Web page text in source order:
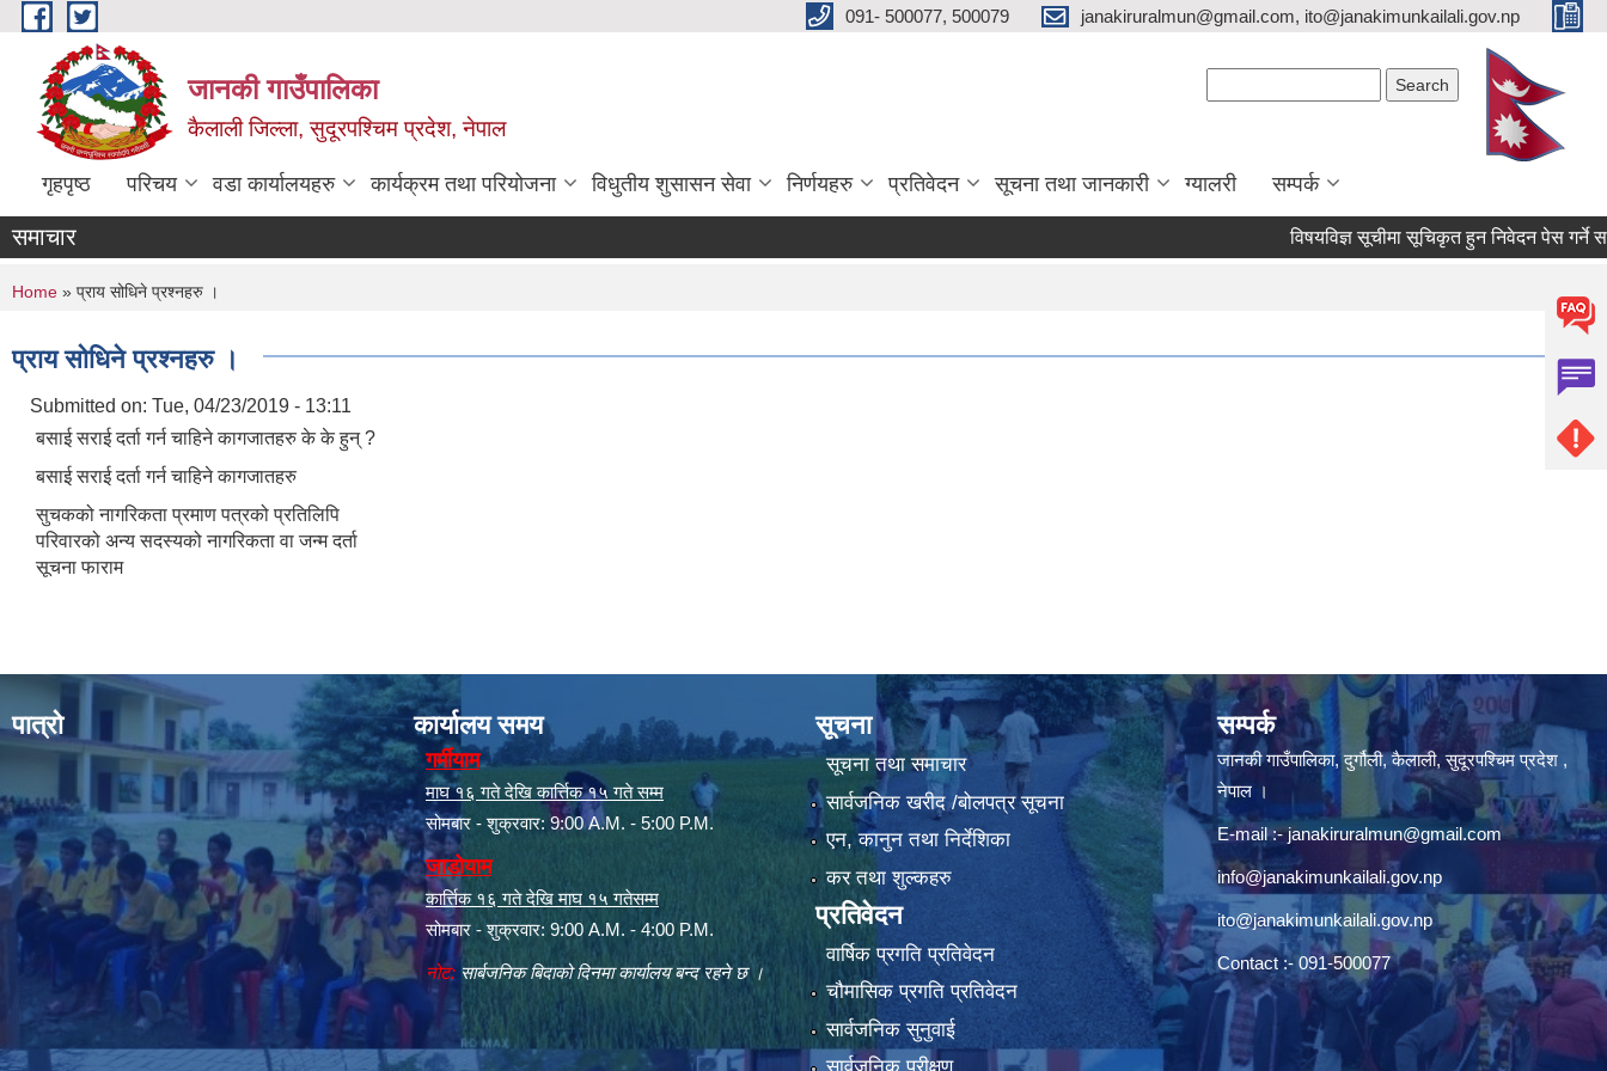
Skip to main content 091- 500077, 500079 janakiruralmun@gmail.com, ito@janakimunkailali.gov.np
जानकी गाउँपालिका
कैलाली जिल्ला, सुदूरपश्चिम प्रदेश, नेपाल
गृहपृष्ठ परिचय वडा कार्यालयहरु कार्यक्रम तथा परियोजना विधुतीय शुसासन सेवा निर्णयहरु प्रतिवेदन सूचना तथा जानकारी ग्यालरी सम्पर्क
समाचार विषयविज्ञ सूचीमा सूचिकृत हुन निवेदन पेस गर्ने
You are here
Home » प्राय सोधिने प्रश्नहरु ।
प्राय सोधिने प्रश्नहरु ।
Submitted on: Tue, 04/23/2019 - 13:11
बसाई सराई दर्ता गर्न चाहिने कागजातहरु के के हुन् ?
बसाई सराई दर्ता गर्न चाहिने कागजातहरु
सुचकको नागरिकता प्रमाण पत्रको प्रतिलिपि
परिवारको अन्य सदस्यको नागरिकता वा जन्म दर्ता
सूचना फाराम
पात्रो कार्यालय समय
गर्मीयाम
माघ १६ गते देखि कार्त्तिक १५ गते सम्म
सोमबार - शुक्रवार: 9:00 A.M. - 5:00 P.M.
जाडोयाम
कार्त्तिक १६ गते देखि माघ १५ गतेसम्म
सोमबार - शुक्रवार: 9:00 A.M. - 4:00 P.M.
नोट: सार्बजनिक बिदाको दिनमा कार्यालय बन्द रहने छ ।
सूचना
सूचना तथा समाचार
सार्वजनिक खरीद /बोलपत्र सूचना
एन, कानुन तथा निर्देशिका
कर तथा शुल्कहरु
प्रतिवेदन
वार्षिक प्रगति प्रतिवेदन
चौमासिक प्रगति प्रतिवेदन
सार्वजनिक सुनुवाई
सम्पर्क
जानकी गाउँपालिका, दुर्गौली, कैलाली, सुदूरपश्चिम प्रदेश ,
नेपाल ।
E-mail :-janakiruralmun@gmail.com
info@janakimunkailali.gov.np
ito@janakimunkailali.gov.np
Contact :- 091-500077